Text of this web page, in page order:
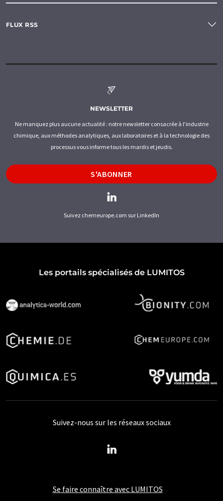
FLUX RSS
NEWSLETTER
Ne manquez plus aucune actualité : notre newsletter consacrée à l'industrie
chimique, aux méthodes analytiques, aux laboratoires et à la technologie des
processus vous informe tous les mardis et jeudis.
S'ABONNER
Suivez chemeurope.com sur LinkedIn
Les portails spécialisés de LUMITOS
Se faire connaître avec LUMITOS
Suivez-nous sur les réseaux sociaux